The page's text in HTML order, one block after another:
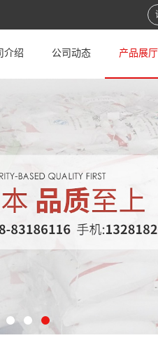
介绍 公司动态 产品展厅